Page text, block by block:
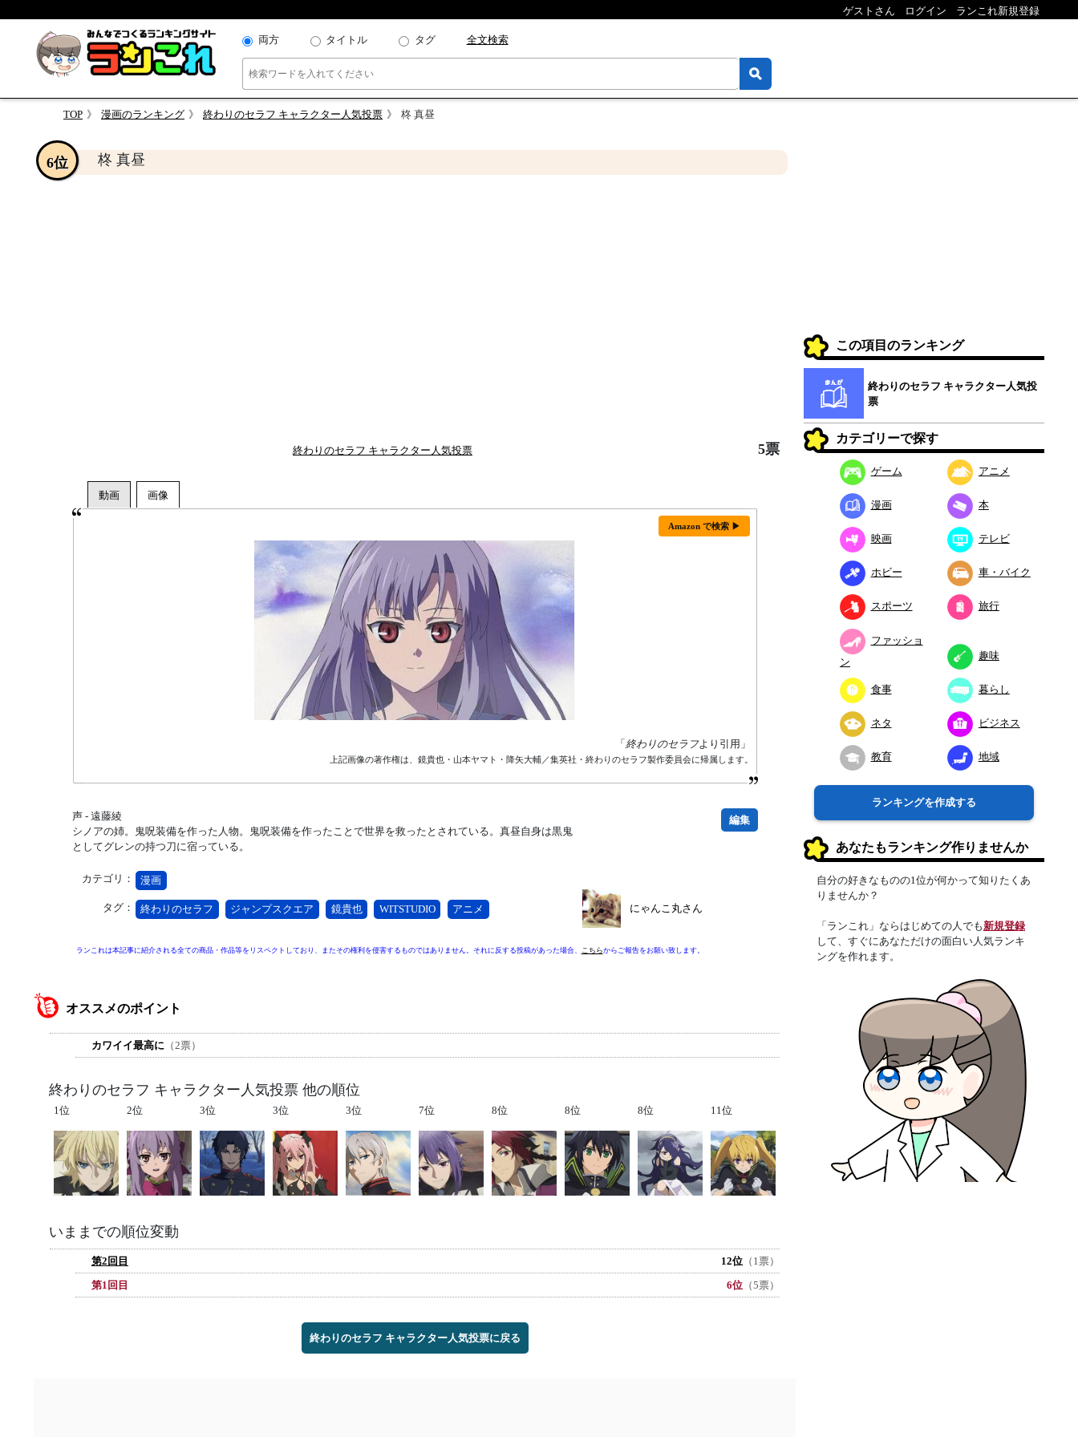
ゲストさん ログイン ランこれ新規登録
両方 タイトル タグ 全文検索
TOP 漫画のランキング 終わりのセラフ キャラクター人気投票 柊 真昼
柊 真昼
6位
終わりのセラフ キャラクター人気投票 5票
Amazon で検索 ▶
「終わりのセラフより引用」
上記画像の著作権は、鏡貴也・山本ヤマト・降矢大輔／集英社・終わりのセラフ製作委員会に帰属します。
声 - 遠藤綾
シノアの姉。鬼呪装備を作った人物。鬼呪装備を作ったことで世界を救ったとされている。真昼自身は黒鬼
としてグレンの持つ刀に宿っている。
カテゴリ： 漫画
タグ： 終わりのセラフ ジャンプスクエア 鏡貴也 WITSTUDIO アニメ
編集
にゃんこ丸さん
ランこれは本記事に紹介される全ての商品・作品等をリスペクトしており、またその権利を侵害するものではありません。それに反する投稿があった場合、 こちらからご報告をお願い致します。
オススメのポイント
カワイイ最高に （2票）
終わりのセラフ キャラクター人気投票 他の順位
1位 2位 3位 3位 3位 7位 8位 8位 8位 11位
いままでの順位変動
第2回目 12位 （1票）
第1回目
6位 （5票）
終わりのセラフ キャラクター人気投票に戻る
この項目のランキング
終わりのセラフ キャラクター人気投
票
カテゴリーで探す
ゲーム アニメ
漫画 本
映画 テレビ
ホビー 車・バイク
スポーツ 旅行
ファッショ
ン
趣味
食事 暮らし
ネタ ビジネス
教育 地域
ランキングを作成する
あなたもランキング作りませんか
自分の好きなものの1位が何かって知りたくあ
りませんか？
「ランこれ」ならはじめての人でも新規登録
して、すぐにあなただけの面白い人気ランキ
ングを作れます。